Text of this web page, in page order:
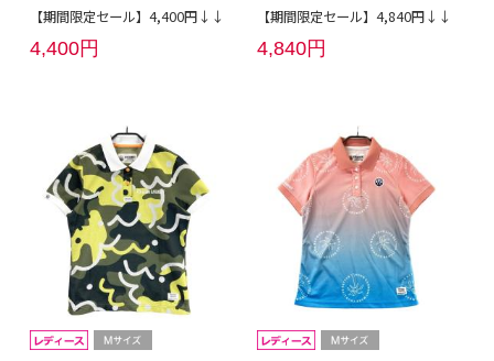
【期間限定セール】4,400円↓↓
4,400円
【期間限定セール】4,840円↓↓
4,840円